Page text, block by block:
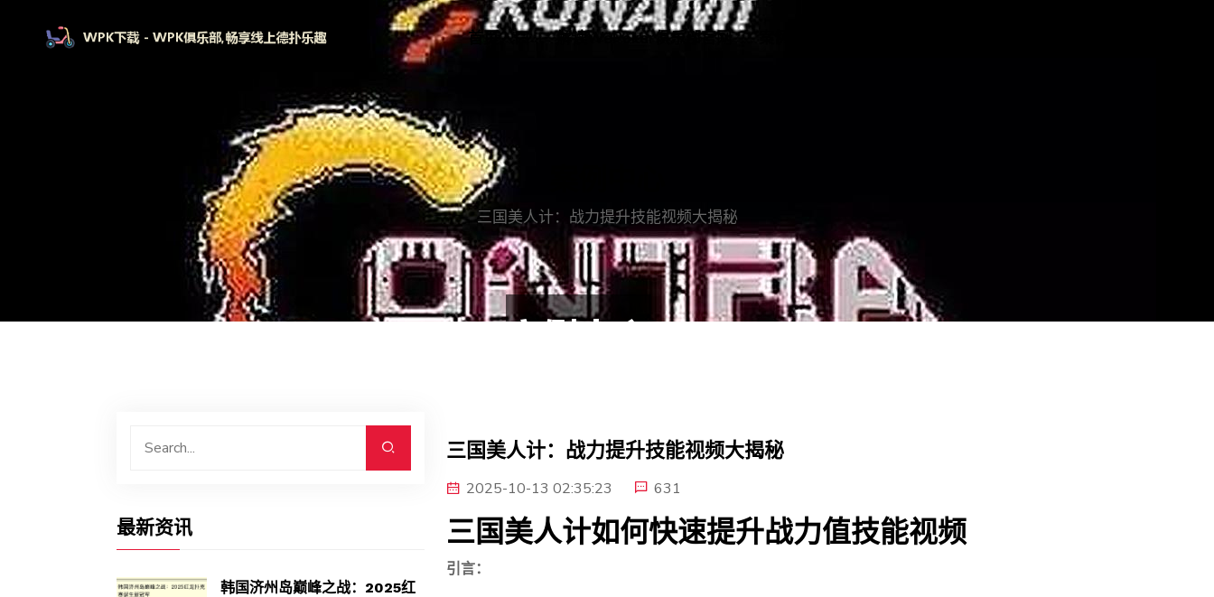
首页入口 解读WePoker俱乐部官网
三国美人计：战力提升技能视频大揭秘
最新资讯
韩国济州岛巅峰之战：2025红
三国美人计：战力提升技能视频大揭秘
2025-10-13 02:35:23 631
三国美人计如何快速提升战力值技能视频
引言：